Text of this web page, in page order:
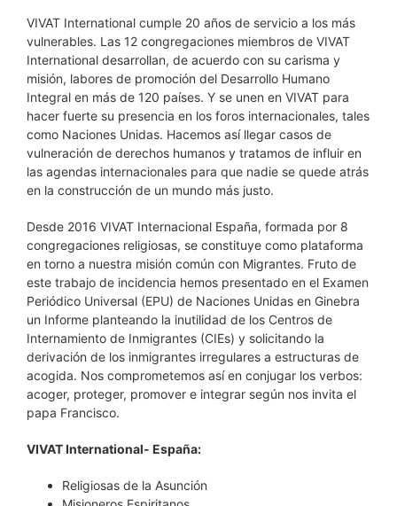
VIVAT International cumple 20 años de servicio a los más
vulnerables. Las 12 congregaciones miembros de VIVAT
International desarrollan, de acuerdo con su carisma y
misión, labores de promoción del Desarrollo Humano
Integral en más de 120 países. Y se unen en VIVAT para
hacer fuerte su presencia en los foros internacionales, tales
como Naciones Unidas. Hacemos así llegar casos de
vulneración de derechos humanos y tratamos de influir en
las agendas internacionales para que nadie se quede atrás
en la construcción de un mundo más justo.
Desde 2016 VIVAT Internacional España, formada por 8
congregaciones religiosas, se constituye como plataforma
en torno a nuestra misión común con Migrantes. Fruto de
este trabajo de incidencia hemos presentado en el Examen
Periódico Universal (EPU) de Naciones Unidas en Ginebra
un Informe planteando la inutilidad de los Centros de
Internamiento de Inmigrantes (CIEs) y solicitando la
derivación de los inmigrantes irregulares a estructuras de
acogida. Nos comprometemos así en conjugar los verbos:
acoger, proteger, promover e integrar según nos invita el
papa Francisco.
VIVAT International- España:
Religiosas de la Asunción